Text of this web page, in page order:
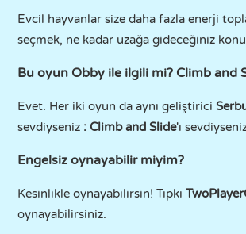
Evcil hayvanlar size daha fazla enerji
seçmek, ne kadar uzağa gideceğiniz
Bu oyun Obby ile ilgili mi? Climb and
Evet. Her iki oyun da aynı geliştirici
sevdiyseniz : Climb and Slide'ı
Engelsiz oynayabilir miyim?
Kesinlikle oynayabilirsin! Tıpkı
oynayabilirsiniz.